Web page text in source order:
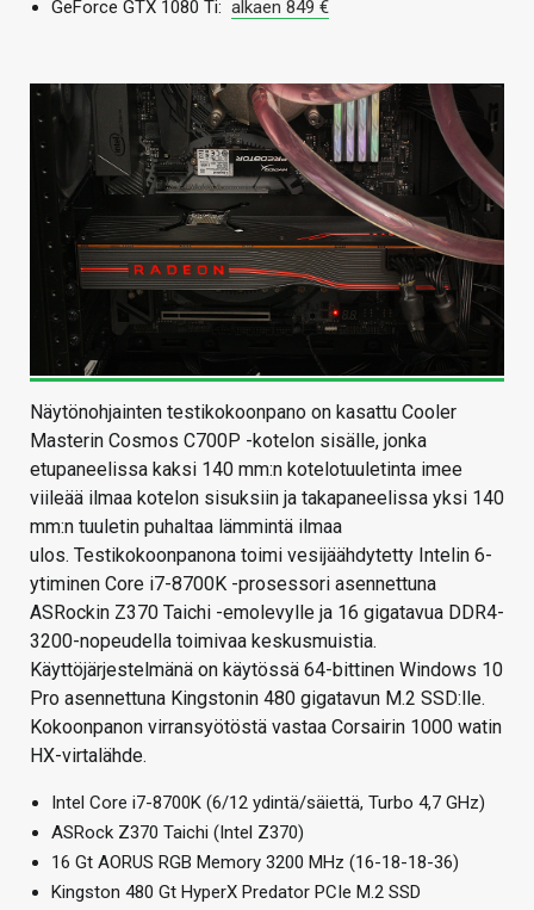
GeForce GTX 1080 Ti: alkaen 849 €
Näytönohjainten testikokoonpano on kasattu Cooler
Masterin Cosmos C700P -kotelon sisälle, jonka
etupaneelissa kaksi 140 mm:n kotelotuuletinta imee
viileää ilmaa kotelon sisuksiin ja takapaneelissa yksi 140
mm:n tuuletin puhaltaa lämmintä ilmaa
ulos. Testikokoonpanona toimi vesijäähdytetty Intelin 6-
ytiminen Core i7-8700K -prosessori asennettuna
ASRockin Z370 Taichi -emolevylle ja 16 gigatavua DDR4-
3200-nopeudella toimivaa keskusmuistia.
Käyttöjärjestelmänä on käytössä 64-bittinen Windows 10
Pro asennettuna Kingstonin 480 gigatavun M.2 SSD:lle.
Kokoonpanon virransyötöstä vastaa Corsairin 1000 watin
HX-virtalähde.
Intel Core i7-8700K (6/12 ydintä/säiettä, Turbo 4,7 GHz)
ASRock Z370 Taichi (Intel Z370)
16 Gt AORUS RGB Memory 3200 MHz (16-18-18-36)
Kingston 480 Gt HyperX Predator PCIe M.2 SSD